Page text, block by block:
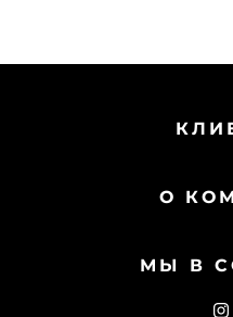
О
МЫ В